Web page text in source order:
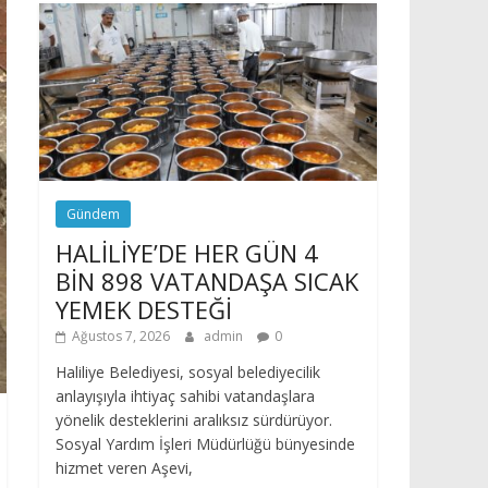
Gündem
HALİLİYE’DE HER GÜN 4
BİN 898 VATANDAŞA SICAK
YEMEK DESTEĞİ
Ağustos 7, 2026 admin 0
Haliliye Belediyesi, sosyal belediyecilik
anlayışıyla ihtiyaç sahibi vatandaşlara
yönelik desteklerini aralıksız sürdürüyor.
Sosyal Yardım İşleri Müdürlüğü bünyesinde
hizmet veren Aşevi,